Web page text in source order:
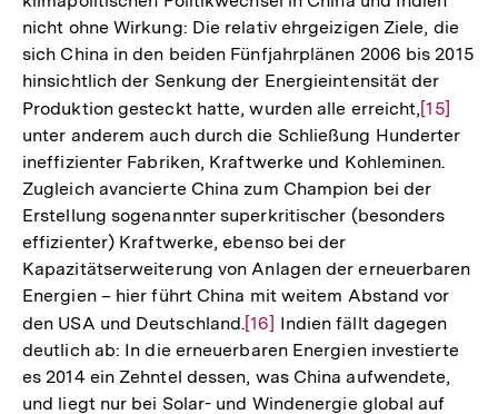
nicht ohne Wirkung: Die relativ ehrgeizigen Ziele, die
sich China in den beiden Fünfjahrplänen 2006 bis 2015
hinsichtlich der Senkung der Energieintensität der
Produktion gesteckt hatte, wurden alle erreicht, Zur
der
Fußnote
[15]
unter anderem auch durch die Schließung Hunderter
ineffizienter Fabriken, Kraftwerke und Kohleminen.
Zugleich avancierte China zum Champion bei der
Erstellung sogenannter superkritischer (besonders
effizienter) Kraftwerke, ebenso bei der
Kapazitätserweiterung von Anlagen der erneuerbaren
Energien – hier führt China mit weitem Abstand vor
den USA und Deutschland.Zur
Auflösung
der
Fußnote
[16] Indien fällt dagegen
deutlich ab: In die erneuerbaren Energien investierte
es 2014 ein Zehntel dessen, was China aufwendete,
und liegt nur bei Solar- und Windenergie global auf
Zum